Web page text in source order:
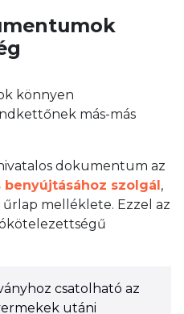
könnyen
más-más
dokumentum az
benyújtásához szolgál,
űrlap melléklete. Ezzel az
csatolható az
utáni